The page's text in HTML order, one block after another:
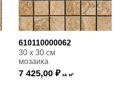
610110000062
30 x 30 см
мозаика
7 425,00 ₽ за м²